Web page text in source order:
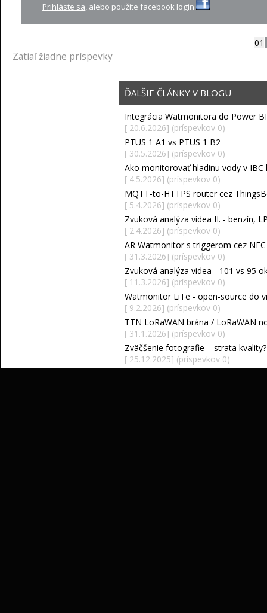
Prihláste sa, alebo použite facebook login
01
Zatiaľ žiadne príspevky
ĎALŠIE ČLÁNKY V BLOGU
Integrácia Watmonitora do Power BI
[ 20.6.2026] (príspevkov 0)
PTUS 1 A1 vs PTUS 1 B2
[ 30.5.2026] (príspevkov 0)
Ako monitorovať hladinu vody v IBC
[ 4.5.2026] (príspevkov 0)
MQTT-to-HTTPS router cez
[ 5.4.2026] (príspevkov 0)
Zvuková analýza videa II. - benzín,
[ 2.4.2026] (príspevkov 0)
AR Watmonitor s triggerom cez NFC
[ 31.3.2026] (príspevkov 0)
Zvuková analýza videa - 101 vs 95
[ 11.3.2026] (príspevkov 0)
Watmonitor LiTe - open-source do
[ 9.2.2026] (príspevkov 0)
TTN LoRaWAN brána / LoRaWAN
[ 31.1.2026] (príspevkov 0)
Zväčšenie fotografie = strata kvality?
[ 25.12.2025] (príspevkov 0)